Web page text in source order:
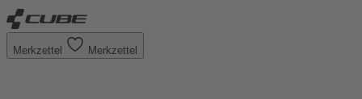
Merkzettel Merkzettel